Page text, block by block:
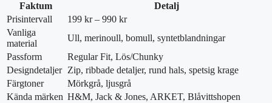
Faktum
Detalj
Prisintervall
199 kr – 990 kr
Vanliga
material
Ull, merinoull, bomull, syntetblandningar
Passform
Regular Fit, Lös/Chunky
Designdetaljer Zip, ribbade detaljer, rund hals, spetsig krage
Färgtoner
Mörkgrå, ljusgrå
Kända märken H&M, Jack & Jones, ARKET, Blåvittshopen